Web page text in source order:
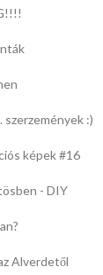
:)
képek #16
- DIY
Alverdetől